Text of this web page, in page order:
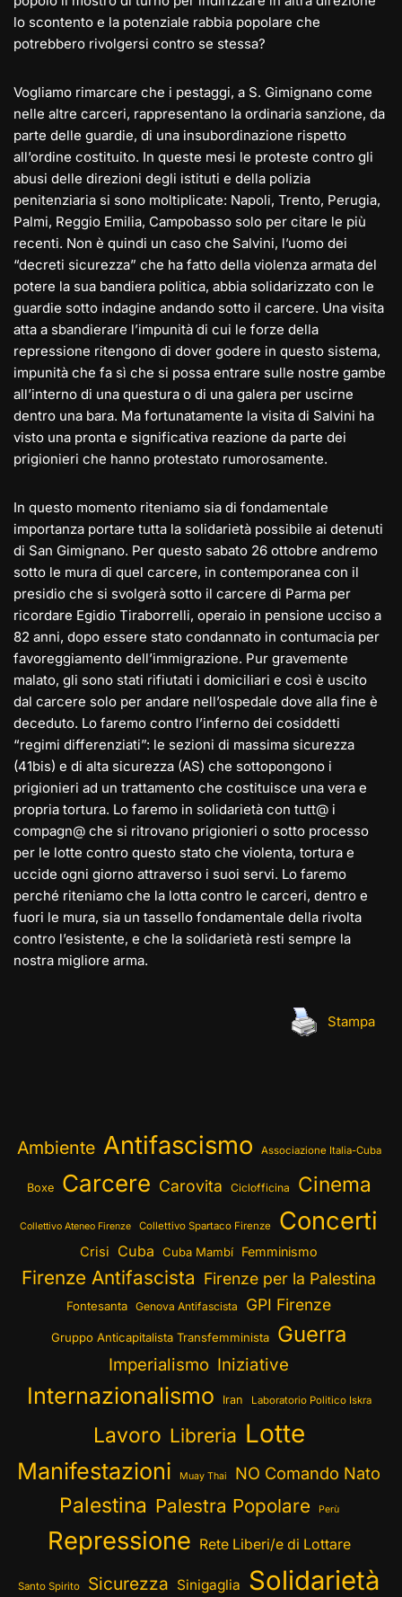
lo scontento e la potenziale rabbia popolare che
potrebbero rivolgersi contro se stessa?
Vogliamo rimarcare che i pestaggi, a S. Gimignano come
nelle altre carceri, rappresentano la ordinaria sanzione, da
parte delle guardie, di una insubordinazione rispetto
all’ordine costituito. In queste mesi le proteste contro gli
abusi delle direzioni degli istituti e della polizia
penitenziaria si sono moltiplicate: Napoli, Trento, Perugia,
Palmi, Reggio Emilia, Campobasso solo per citare le più
recenti. Non è quindi un caso che Salvini, l’uomo dei
“decreti sicurezza” che ha fatto della violenza armata del
potere la sua bandiera politica, abbia solidarizzato con le
guardie sotto indagine andando sotto il carcere. Una visita
atta a sbandierare l’impunità di cui le forze della
repressione ritengono di dover godere in questo sistema,
impunità che fa sì che si possa entrare sulle nostre gambe
all’interno di una questura o di una galera per uscirne
dentro una bara. Ma fortunatamente la visita di Salvini ha
visto una pronta e significativa reazione da parte dei
prigionieri che hanno protestato rumorosamente.
In questo momento riteniamo sia di fondamentale
importanza portare tutta la solidarietà possibile ai detenuti
di San Gimignano. Per questo sabato 26 ottobre andremo
sotto le mura di quel carcere, in contemporanea con il
presidio che si svolgerà sotto il carcere di Parma per
ricordare Egidio Tiraborrelli, operaio in pensione ucciso a
82 anni, dopo essere stato condannato in contumacia per
favoreggiamento dell’immigrazione. Pur gravemente
malato, gli sono stati rifiutati i domiciliari e così è uscito
dal carcere solo per andare nell’ospedale dove alla fine è
deceduto. Lo faremo contro l’inferno dei cosiddetti
“regimi differenziati”: le sezioni di massima sicurezza
(41bis) e di alta sicurezza (AS) che sottopongono i
prigionieri ad un trattamento che costituisce una vera e
propria tortura. Lo faremo in solidarietà con tutt@ i
compagn@ che si ritrovano prigionieri o sotto processo
per le lotte contro questo stato che violenta, tortura e
uccide ogni giorno attraverso i suoi servi. Lo faremo
perché riteniamo che la lotta contro le carceri, dentro e
fuori le mura, sia un tassello fondamentale della rivolta
contro l’esistente, e che la solidarietà resti sempre la
nostra migliore arma.
Stampa
Ambiente Antifascismo Associazione Italia-Cuba
Boxe Carcere Carovita Ciclofficina Cinema
Collettivo Ateneo Firenze Collettivo Spartaco Firenze Concerti
Crisi Cuba Cuba Mambí Femminismo
Firenze Antifascista Firenze per la Palestina
Fontesanta Genova Antifascista GPI Firenze
Gruppo Anticapitalista Transfemminista Guerra
Imperialismo Iniziative
Internazionalismo Iran Laboratorio Politico Iskra
Lavoro Libreria Lotte
Manifestazioni Muay Thai NO Comando Nato
Palestina Palestra Popolare Perù
Repressione Rete Liberi/e di Lottare
Santo Spirito Sicurezza Sinigaglia Solidarietà